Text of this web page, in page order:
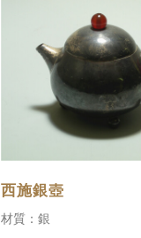
西施銀壺
材質：銀